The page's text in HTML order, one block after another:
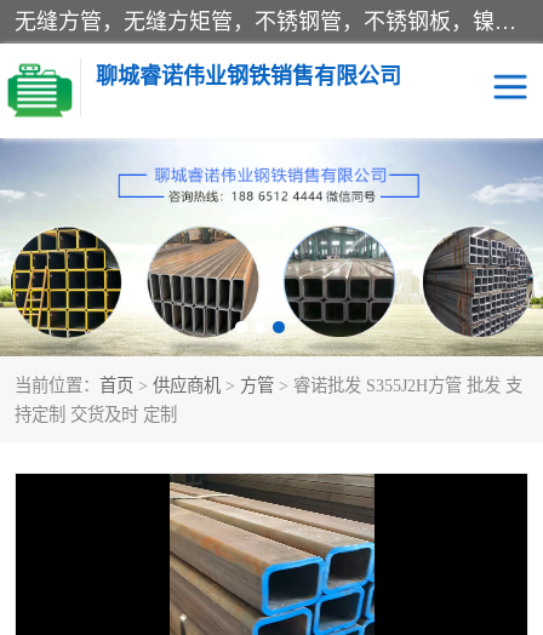
无缝方管，无缝方矩管，不锈钢管，不锈钢板，镍基合金，双相不锈钢，
聊城睿诺伟业钢铁销售有限公司
当前位置： 首页 > 供应商机 > 方管 > 睿诺批发 S355J2H方管 批发 支
持定制 交货及时 定制
Q345B方管
睿诺 Q345B方管 睿诺 Q345B方管
睿诺A333GR.6无缝方矩
管
Q355E方矩管
Q235NHB耐候钢板 S355JR无缝方管
A36
方管